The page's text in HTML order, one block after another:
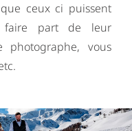
ceux ci puissent
faire part de leur
photographe, vous